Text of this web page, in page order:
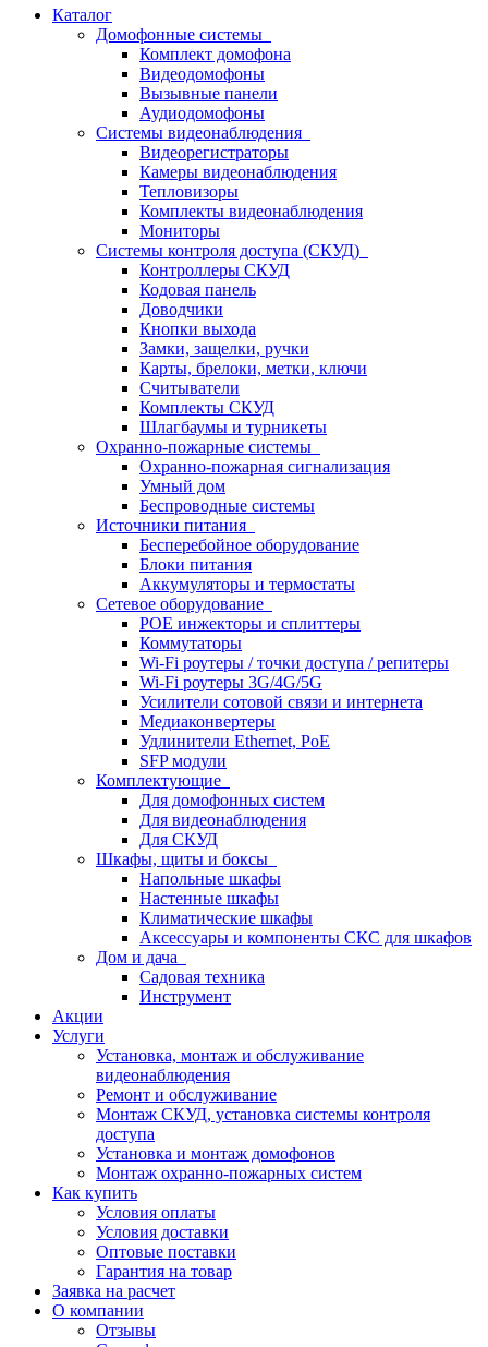
Каталог
Домофонные системы
Комплект домофона
Видеодомофоны
Вызывные панели
Аудиодомофоны
Системы видеонаблюдения
Видеорегистраторы
Камеры видеонаблюдения
Тепловизоры
Комплекты видеонаблюдения
Мониторы
Системы контроля доступа (СКУД)
Контроллеры СКУД
Кодовая панель
Доводчики
Кнопки выхода
Замки, защелки, ручки
Карты, брелоки, метки, ключи
Считыватели
Комплекты СКУД
Шлагбаумы и турникеты
Охранно-пожарные системы
Охранно-пожарная сигнализация
Умный дом
Беспроводные системы
Источники питания
Бесперебойное оборудование
Блоки питания
Аккумуляторы и термостаты
Сетевое оборудование
POE инжекторы и сплиттеры
Коммутаторы
Wi-Fi роутеры / точки доступа / репитеры
Wi-Fi роутеры 3G/4G/5G
Усилители сотовой связи и интернета
Медиаконвертеры
Удлинители Ethernet, PoE
SFP модули
Комплектующие
Для домофонных систем
Для видеонаблюдения
Для СКУД
Шкафы, щиты и боксы
Напольные шкафы
Настенные шкафы
Климатические шкафы
Аксессуары и компоненты СКС для шкафов
Дом и дача
Садовая техника
Инструмент
Акции
Услуги
Установка, монтаж и обслуживание
видеонаблюдения
Ремонт и обслуживание
Монтаж СКУД, установка системы контроля
доступа
Установка и монтаж домофонов
Монтаж охранно-пожарных систем
Как купить
Условия оплаты
Условия доставки
Оптовые поставки
Гарантия на товар
Заявка на расчет
О компании
Отзывы